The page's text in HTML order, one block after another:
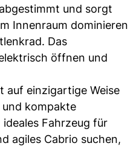
und sorgt
Innenraum dominieren
Das
öffnen und
auf einzigartige Weise
kompakte
Fahrzeug für
agiles Cabrio suchen,